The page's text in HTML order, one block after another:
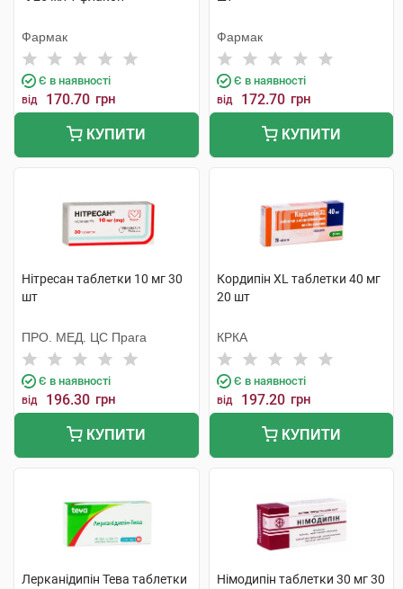
Фармак
Є в наявності
від 170.70 грн
КУПИТИ
Фармак
Є в наявності
від 172.70 грн
КУПИТИ
Нітресан таблетки 10 мг 30
шт
ПРО. МЕД. ЦС Прага
Є в наявності
від 196.30 грн
КУПИТИ
Кордипін XL таблетки 40 мг
20 шт
КРКА
Є в наявності
від 197.20 грн
КУПИТИ
Лерканідипін Тева таблетки
Німодипін таблетки 30 мг 30